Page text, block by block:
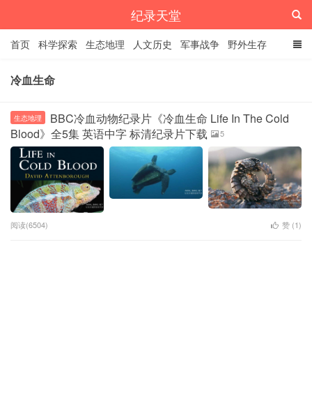
纪录天堂
首页 科学探索 生态地理 人文历史 军事战争 野外生存
经典纪录
冷血生命
生态地理
BBC冷血动物纪录片《冷血生命 Life In The Cold
Blood》全5集 英语中字 标清纪录片下载
5
阅读(6504) 赞 (1)